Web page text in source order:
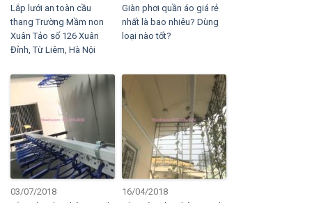
Lắp lưới an toàn cầu
thang Trường Mầm non
Xuân Tảo số 126 Xuân
Đỉnh, Từ Liêm, Hà Nội
Giàn phơi quần áo giá rẻ
nhất là bao nhiêu? Dùng
loại nào tốt?
03/07/2018
16/04/2018